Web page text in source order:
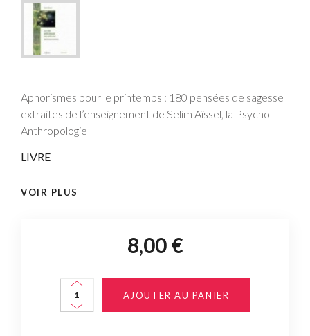
Aphorismes pour le printemps : 180 pensées de sagesse
extraites de l’enseignement de Selim Aïssel, la Psycho-
Anthropologie
LIVRE
VOIR PLUS
8,00 €
AJOUTER AU PANIER